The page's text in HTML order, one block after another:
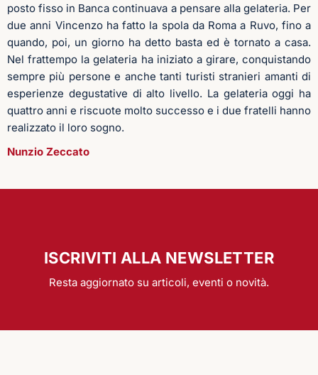
posto fisso in Banca continuava a pensare alla gelateria. Per
due anni Vincenzo ha fatto la spola da Roma a Ruvo, fino a
quando, poi, un giorno ha detto basta ed è tornato a casa.
Nel frattempo la gelateria ha iniziato a girare, conquistando
sempre più persone e anche tanti turisti stranieri amanti di
esperienze degustative di alto livello. La gelateria oggi ha
quattro anni e riscuote molto successo e i due fratelli hanno
realizzato il loro sogno.
Nunzio Zeccato
ISCRIVITI ALLA NEWSLETTER
Resta aggiornato su articoli, eventi o novità.